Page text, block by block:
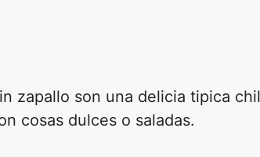
zapallo son una delicia tipica
cosas dulces o saladas.